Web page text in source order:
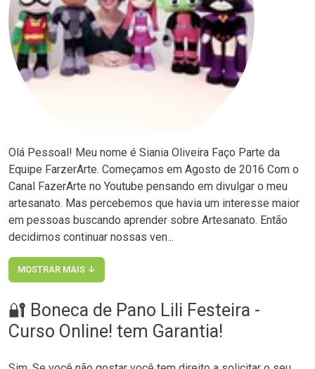
Olá Pessoal! Meu nome é Siania Oliveira Faço Parte da
Equipe FarzerArte. Começamos em Agosto de 2016 Com o
Canal FazerArte no Youtube pensando em divulgar o meu
artesanato. Mas percebemos que havia um interesse maior
em pessoas buscando aprender sobre Artesanato. Então
decidimos continuar nossas ven...
MOSTRAR MAIS ↓
🔐 Boneca de Pano Lili Festeira -
Curso Online! tem Garantia!